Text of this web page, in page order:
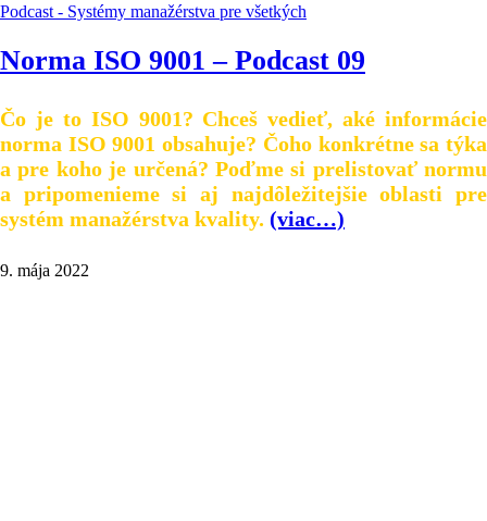
Podcast - Systémy manažérstva pre všetkých
Norma ISO 9001 – Podcast 09
Čo je to ISO 9001? Chceš vedieť, aké informácie
norma ISO 9001 obsahuje? Čoho konkrétne sa týka
a pre koho je určená? Poďme si prelistovať normu
a pripomenieme si aj najdôležitejšie oblasti pre
systém manažérstva kvality. (viac…)
9. mája 2022